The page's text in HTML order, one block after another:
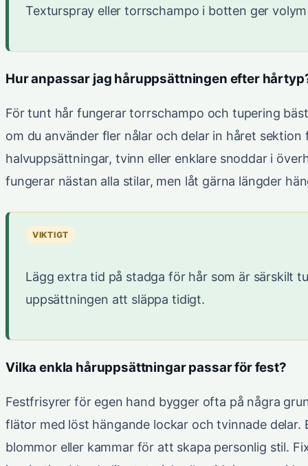
Texturspray eller torrschampo i botten ger
Hur anpassar jag håruppsättningen efter
För tunt hår fungerar torrschampo och tupering
om du använder fler nålar och delar in håret
halvuppsättningar, tvinn eller enklare snoddar i
fungerar nästan alla stilar, men låt gärna längder
VIKTIGT
Lägg extra tid på stadga för hår som är särskilt
uppsättningen att släppa tidigt.
Vilka enkla håruppsättningar passar för fest?
Festfrisyrer för egen hand bygger ofta på några
flätor med löst hängande lockar och tvinnade
blommor eller kammar för att skapa personlig stil.